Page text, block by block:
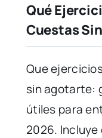
Qué
Cuestas
Que
sin agotarte:
útiles para
2026. Incluye